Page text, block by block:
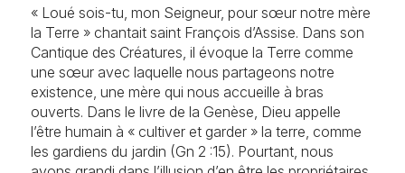
« Loué sois-tu, mon Seigneur, pour sœur notre mère
la Terre » chantait saint François d’Assise. Dans son
Cantique des Créatures, il évoque la Terre comme
une sœur avec laquelle nous partageons notre
existence, une mère qui nous accueille à bras
ouverts. Dans le livre de la Genèse, Dieu appelle
l’être humain à « cultiver et garder » la terre, comme
les gardiens du jardin (Gn 2 :15). Pourtant, nous